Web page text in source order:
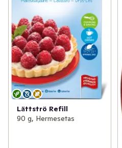
Lättströ Refill
90 g, Hermesetas